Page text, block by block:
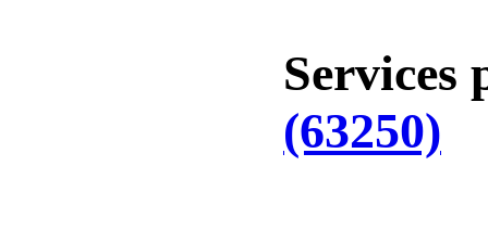
Services
(63250)